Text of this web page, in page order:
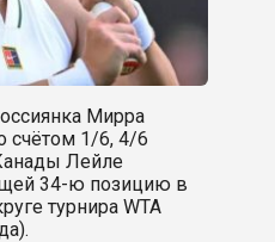
Мирра
счётом 1/6, 4/6
Лейле
34-ю позицию в
турнира WTA